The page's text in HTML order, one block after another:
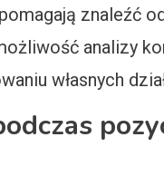
znaleźć
analizy
własnych